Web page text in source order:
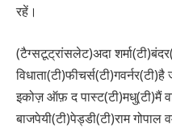
रहें।
(टैग्सटूट्रांसलेट)अदा
इकोज़ ऑफ़ द पास्ट(टी)मधु(टी)मैं
बाजपेयी(टी)पेड्डी(टी)राम गोपाल